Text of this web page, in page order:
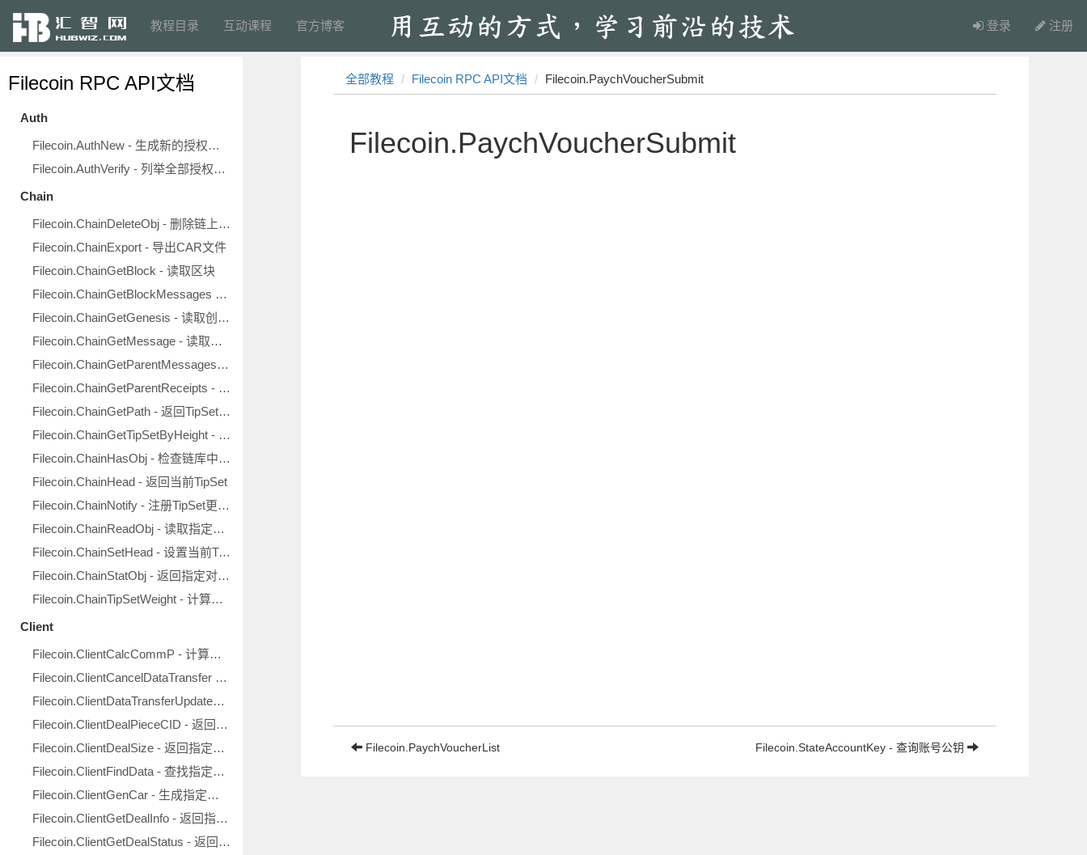
教程目录 互动课程 官方博客 登录 注册
Filecoin RPC API文档
Auth
Filecoin.AuthNew - 生成新的授权令牌
Filecoin.AuthVerify - 列举全部授权令牌
Chain
Filecoin.ChainDeleteObj - 删除链上对象
Filecoin.ChainExport - 导出CAR文件
Filecoin.ChainGetBlock - 读取区块
Filecoin.ChainGetBlockMessages - 读取区块内消息
Filecoin.ChainGetGenesis - 读取创世TipSet
Filecoin.ChainGetMessage - 读取指定消息
Filecoin.ChainGetParentMessages - 读取父TipSet中的消息
Filecoin.ChainGetParentReceipts - 读取父TipSet中的收据
Filecoin.ChainGetPath - 返回TipSet变换路径
Filecoin.ChainGetTipSetByHeight - 读取指定高度的TipSet
Filecoin.ChainHasObj - 检查链库中是否存在指定对象
Filecoin.ChainHead - 返回当前TipSet
Filecoin.ChainNotify - 注册TipSet更新回调
Filecoin.ChainReadObj - 读取指定对象
Filecoin.ChainSetHead - 设置当前TipSet
Filecoin.ChainStatObj - 返回指定对象的统计信息
Filecoin.ChainTipSetWeight - 计算指定TipSet的权重
Client
Filecoin.ClientCalcCommP - 计算指定文件的作品承诺
Filecoin.ClientCancelDataTransfer - 取消指定的数据传输
Filecoin.ClientDataTransferUpdates - 注册数据传输回调
Filecoin.ClientDealPieceCID - 返回指定交易作品大小
Filecoin.ClientDealSize - 返回指定交易大小
Filecoin.ClientFindData - 查找指定文件
Filecoin.ClientGenCar - 生成指定文件的CAR转储
Filecoin.ClientGetDealInfo - 返回指定交易的信息
Filecoin.ClientGetDealStatus - 返回指定代码对应的状态
全部教程 Filecoin RPC API文档 Filecoin.PaychVoucherSubmit
Filecoin.PaychVoucherSubmit
Filecoin.PaychVoucherList Filecoin.StateAccountKey - 查询账号公钥